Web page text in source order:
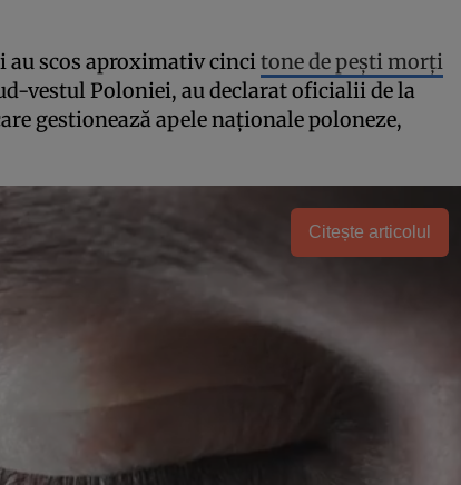
scos aproximativ cincitone de peşti morţi
vestul Poloniei, au declarat oficialii de la
gestionează apele naţionale poloneze,
Citește articolul